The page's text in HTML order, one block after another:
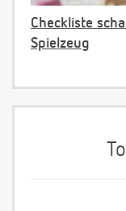
Checkliste
Spielzeug